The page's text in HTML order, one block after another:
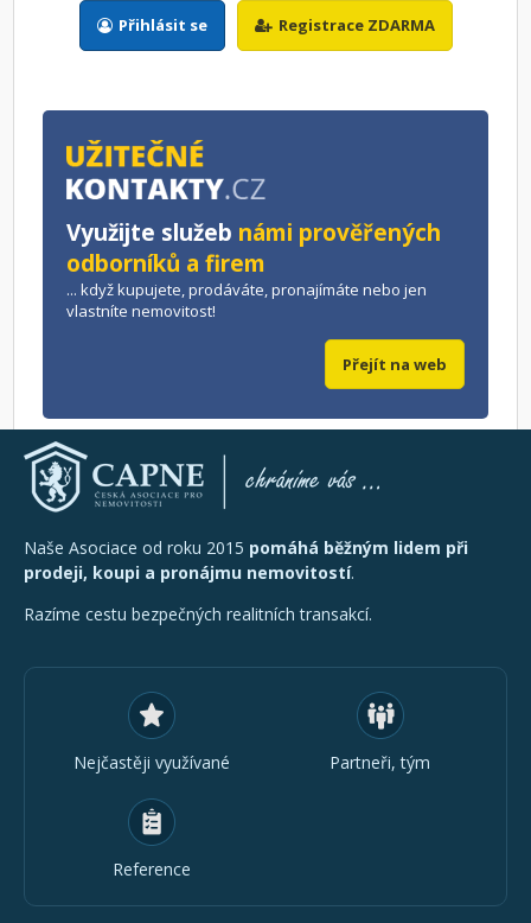
Přihlásit se Registrace ZDARMA
Využijte služeb námi prověřených
odborníků a firem
... když kupujete, prodáváte, pronajímáte nebo jen
vlastníte nemovitost!
Přejít na web
Naše Asociace od roku 2015 pomáhá běžným lidem při
prodeji, koupi a pronájmu nemovitostí.
Razíme cestu bezpečných realitních transakcí.
Nejčastěji využívané Partneři, tým
Reference